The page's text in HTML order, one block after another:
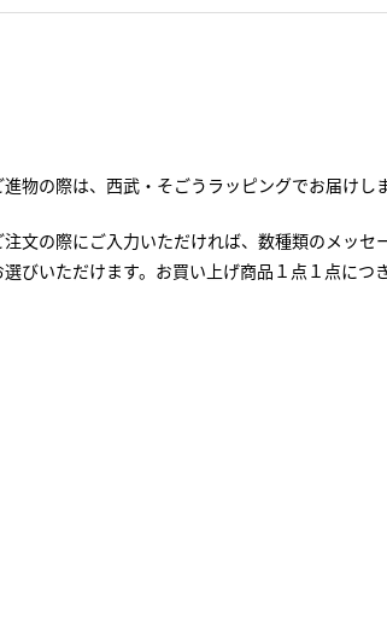
進物の際は、西武・そごうラッピングでお届けし
注文の際にご入力いただければ、数種類のメッセ
選びいただけます。お買い上げ商品１点１点につ